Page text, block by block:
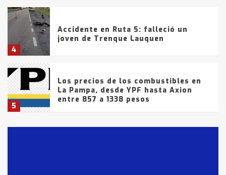
4
Accidente en Ruta 5: falleció un
joven de Trenque Lauquen
5
Los precios de los combustibles en
La Pampa, desde YPF hasta Axion
entre 857 a 1338 pesos